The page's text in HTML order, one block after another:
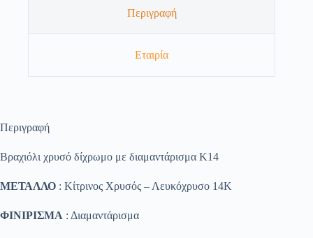
Περιγραφή
Εταιρία
Περιγραφή
Βραχιόλι χρυσό δίχρωμο με διαμαντάρισμα Κ14
ΜΕΤΑΛΛΟ : Κίτρινος Χρυσός – Λευκόχρυσο 14K
ΦΙΝΙΡΙΣΜΑ : Διαμαντάρισμα